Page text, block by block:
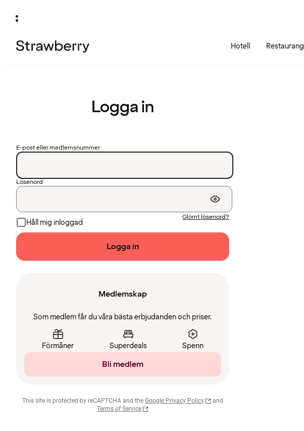
Hotell Restaurang
Logga in
E-post eller medlemsnummer
Lösenord
Håll mig inloggad
Glömt lösenord?
Logga in
Medlemskap
Som medlem får du våra bästa erbjudanden och priser.
Förmåner Superdeals Spenn
Bli medlem
This site is protected by reCAPTCHA and the Google Privacy Policy
and
Terms of Service